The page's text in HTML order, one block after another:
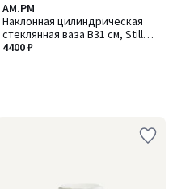
AM.PM
Наклонная цилиндрическая
стеклянная ваза В31 см, Stille /
Стилл
4400 ₽